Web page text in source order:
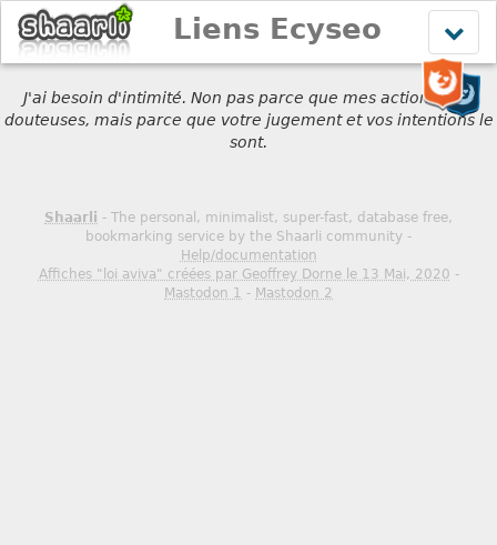
le
menu
Liens Ecyseo
J'ai besoin d'intimité. Non pas parce que mes actions sont
douteuses, mais parce que votre jugement et vos intentions le
sont.
Shaarli - The personal, minimalist, super-fast, database free,
bookmarking service by the Shaarli community -
Help/documentation
Affiches "loi aviva" créées par Geoffrey Dorne le 13 Mai, 2020 -
Mastodon 1 - Mastodon 2